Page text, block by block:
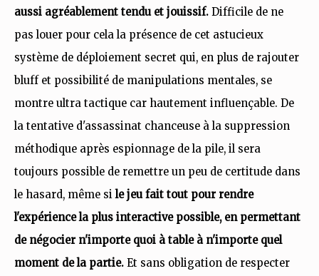
aussi agréablement tendu et jouissif. Difficile de ne
pas louer pour cela la présence de cet astucieux
système de déploiement secret qui, en plus de rajouter
bluff et possibilité de manipulations mentales, se
montre ultra tactique car hautement influençable. De
la tentative d'assassinat chanceuse à la suppression
méthodique après espionnage de la pile, il sera
toujours possible de remettre un peu de certitude dans
le hasard, même sile jeu fait tout pour rendre
l'expérience la plus interactive possible, en permettant
de négocier n'importe quoi à table à n'importe quel
moment de la partie. Et sans obligation de respecter